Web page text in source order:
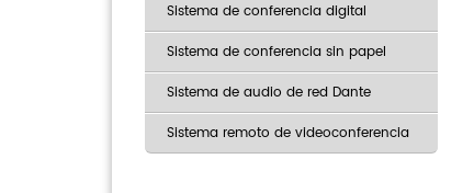
Sistema de conferencia digital
Sistema de conferencia sin papel
Sistema de audio de red Dante
Sistema remoto de videoconferencia